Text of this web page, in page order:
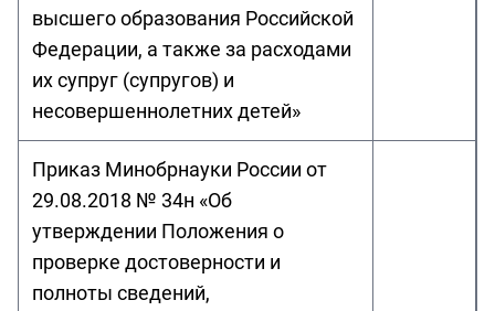
высшего образования Российской
Федерации, а также за расходами
их супруг (супругов) и
несовершеннолетних детей»
Приказ Минобрнауки России от
29.08.2018 № 34н «Об
утверждении Положения о
проверке достоверности и
полноты сведений,